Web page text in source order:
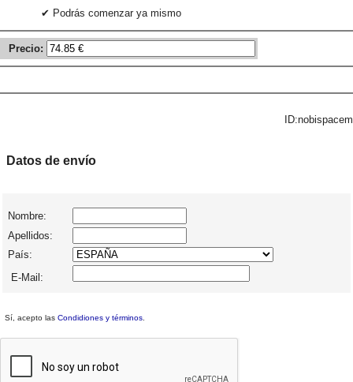
✔ Podrás comenzar ya mismo
Precio:
ID:nobispacem
Datos de envío
Nombre:
Apellidos:
País:
E-Mail:
Sí, acepto las Condidiones y términos